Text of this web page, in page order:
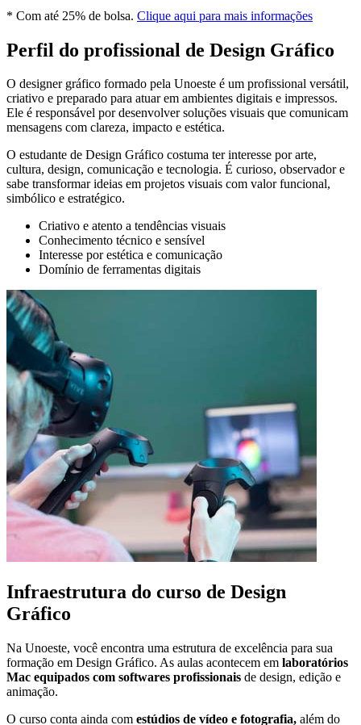
* Com até 25% de bolsa. Clique aqui para mais informações
Perfil do profissional de Design Gráfico
O designer gráfico formado pela Unoeste é um profissional versátil,
criativo e preparado para atuar em ambientes digitais e impressos.
Ele é responsável por desenvolver soluções visuais que comunicam
mensagens com clareza, impacto e estética.
O estudante de Design Gráfico costuma ter interesse por arte,
cultura, design, comunicação e tecnologia. É curioso, observador e
sabe transformar ideias em projetos visuais com valor funcional,
simbólico e estratégico.
Criativo e atento a tendências visuais
Conhecimento técnico e sensível
Interesse por estética e comunicação
Domínio de ferramentas digitais
Infraestrutura do curso de Design
Gráfico
Na Unoeste, você encontra uma estrutura de excelência para sua
formação em Design Gráfico. As aulas acontecem em laboratórios
Mac equipados com softwares profissionais de design, edição e
animação.
O curso conta ainda com estúdios de vídeo e fotografia, além do